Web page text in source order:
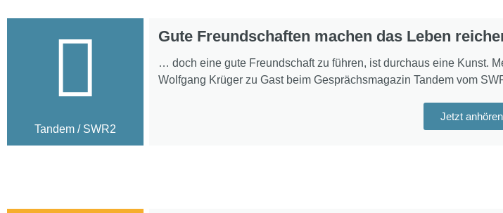
Tandem / SWR2
Gute Freundschaften machen das Leben
… doch eine gute Freundschaft zu führen, ist durchaus eine Kunst.
Wolfgang Krüger zu Gast beim Gesprächsmagazin Tandem vom
Jetzt anhören